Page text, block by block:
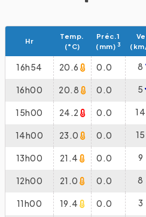
Hr
Temp.
(°C)
Préc.1
(mm) 3
16h54 20.6 0.0 8
16h00 20.8 0.0 5
15h00 24.2 0.0 14
14h00 23.0 0.0 15
13h00 21.4 0.0 9
12h00 21.0 0.0 8
11h00 19.4 0.0 3